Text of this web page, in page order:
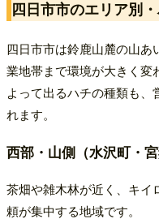
四日市市のエリア別
四日市市は鈴鹿山麓の山あ
業地帯まで環境が大きく変
よって出るハチの種類も、
れます。
西部・山側（水沢町・
茶畑や雑木林が近く、キイ
頼が集中する地域です。